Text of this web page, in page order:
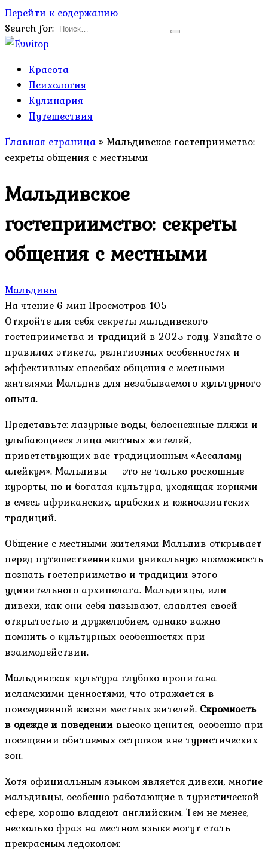
Перейти к содержанию
Search for:
Красота
Психология
Кулинария
Путешествия
Главная страница » Мальдивское гостеприимство:
секреты общения с местными
Мальдивское
гостеприимство: секреты
общения с местными
Мальдивы
На чтение 6 мин Просмотров 105
Откройте для себя секреты мальдивского
гостеприимства и традиций в 2025 году. Узнайте о
правилах этикета, религиозных особенностях и
эффективных способах общения с местными
жителями Мальдив для незабываемого культурного
опыта.
Представьте: лазурные воды, белоснежные пляжи и
улыбающиеся лица местных жителей,
приветствующих вас традиционным «Ассаламу
алейкум». Мальдивы — это не только роскошные
курорты, но и богатая культура, уходящая корнями
в смесь африканских, арабских и южноазиатских
традиций.
Общение с местными жителями Мальдив открывает
перед путешественниками уникальную возможность
познать гостеприимство и традиции этого
удивительного архипелага. Мальдивцы, или
дивехи, как они себя называют, славятся своей
открытостью и дружелюбием, однако важно
помнить о культурных особенностях при
взаимодействии.
Мальдивская культура глубоко пропитана
исламскими ценностями, что отражается в
повседневной жизни местных жителей. Скромность
в одежде и поведениивысоко ценится, особенно при
посещении обитаемых островов вне туристических
зон.
Хотя официальным языком является дивехи, многие
мальдивцы, особенно работающие в туристической
сфере, хорошо владеют английским. Тем не менее,
несколько фраз на местном языке могут стать
прекрасным ледоколом: